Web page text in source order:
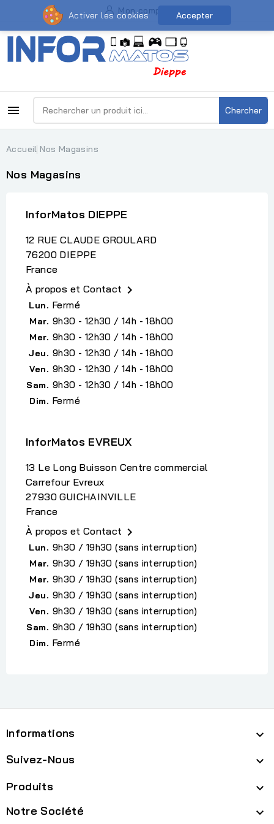
Mon compte
 Chercher
Accueil Nos Magasins
Nos Magasins
InforMatos DIEPPE
12 RUE CLAUDE GROULARD
76200 DIEPPE
France
À propos et Contact 
Lun. Fermé
Mar. 9h30 - 12h30 / 14h - 18h00
Mer. 9h30 - 12h30 / 14h - 18h00
Jeu. 9h30 - 12h30 / 14h - 18h00
Ven. 9h30 - 12h30 / 14h - 18h00
Sam. 9h30 - 12h30 / 14h - 18h00
Dim. Fermé
InforMatos EVREUX
13 Le Long Buisson Centre commercial
Carrefour Evreux
27930 GUICHAINVILLE
France
À propos et Contact 
Lun. 9h30 / 19h30 (sans interruption)
Mar. 9h30 / 19h30 (sans interruption)
Mer. 9h30 / 19h30 (sans interruption)
Jeu. 9h30 / 19h30 (sans interruption)
Ven. 9h30 / 19h30 (sans interruption)
Sam. 9h30 / 19h30 (sans interruption)
Dim. Fermé
Informations 
Suivez-Nous 
Activer les cookies Accepter
Produits 
Notre Société 